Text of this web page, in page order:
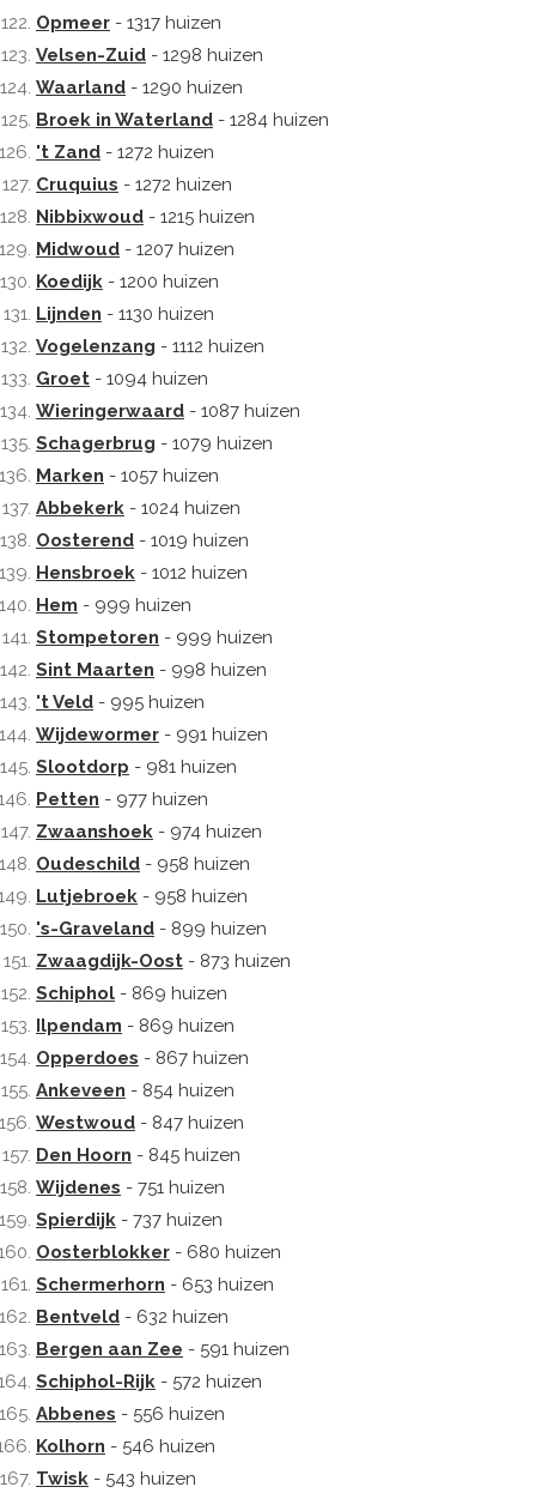
Opmeer - 1317 huizen
Velsen-Zuid - 1298 huizen
Waarland - 1290 huizen
Broek in Waterland - 1284 huizen
't Zand - 1272 huizen
Cruquius - 1272 huizen
Nibbixwoud - 1215 huizen
Midwoud - 1207 huizen
Koedijk - 1200 huizen
Lijnden - 1130 huizen
Vogelenzang - 1112 huizen
Groet - 1094 huizen
Wieringerwaard - 1087 huizen
Schagerbrug - 1079 huizen
Marken - 1057 huizen
Abbekerk - 1024 huizen
Oosterend - 1019 huizen
Hensbroek - 1012 huizen
Hem - 999 huizen
Stompetoren - 999 huizen
Sint Maarten - 998 huizen
't Veld - 995 huizen
Wijdewormer - 991 huizen
Slootdorp - 981 huizen
Petten - 977 huizen
Zwaanshoek - 974 huizen
Oudeschild - 958 huizen
Lutjebroek - 958 huizen
's-Graveland - 899 huizen
Zwaagdijk-Oost - 873 huizen
Schiphol - 869 huizen
Ilpendam - 869 huizen
Opperdoes - 867 huizen
Ankeveen - 854 huizen
Westwoud - 847 huizen
Den Hoorn - 845 huizen
Wijdenes - 751 huizen
Spierdijk - 737 huizen
Oosterblokker - 680 huizen
Schermerhorn - 653 huizen
Bentveld - 632 huizen
Bergen aan Zee - 591 huizen
Schiphol-Rijk - 572 huizen
Abbenes - 556 huizen
Kolhorn - 546 huizen
Twisk - 543 huizen